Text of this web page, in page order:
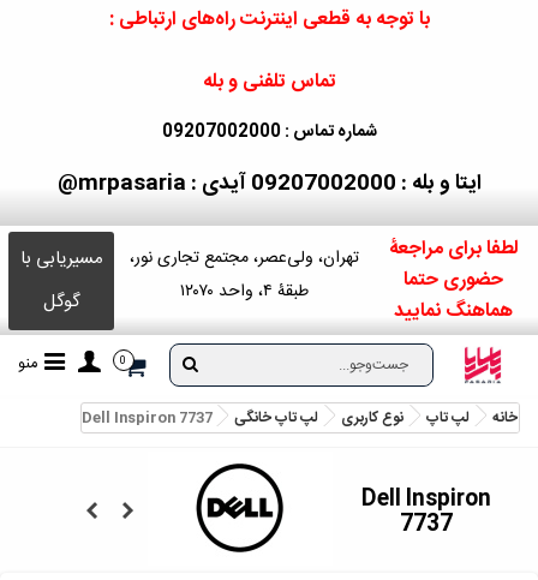
با توجه به قطعی اینترنت راه‌های ارتباطی :
تماس تلفنی و بله
شماره تماس : 09207002000
ایتا و بله : 09207002000 آیدی : mrpasaria@
لطفا برای مراجعۀ
حضوری حتما
هماهنگ نمایید
تهران، ولی‌عصر، مجتمع تجاری نور،
طبقۀ ۴، واحد ۱۲۰۷۰
مسیریابی با
گوگل
0 منو
خانه لپ تاپ نوع کاربری لپ تاپ خانگی Dell Inspiron 7737
Dell Inspiron
7737